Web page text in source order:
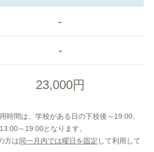
-
-
23,000円
時間は、学校がある日の下校後～19:00、
～19:00となります。
方は同一月内では曜日を固定 して利用して